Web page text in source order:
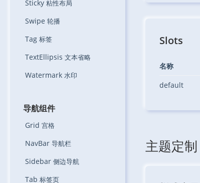
Sticky 粘性布局
Swipe 轮播
Tag 标签
TextEllipsis 文本省略
Watermark 水印
导航组件
Grid 宫格
NavBar 导航栏
Sidebar 侧边导航
Tab 标签页
Slots
名称
default
主题定制